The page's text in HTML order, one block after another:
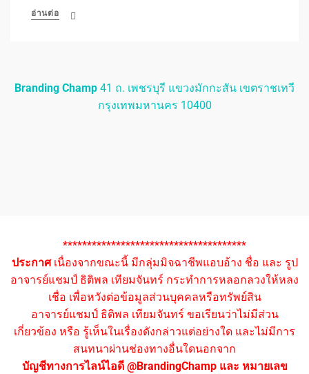
อ่านต่อ
Branding Champ 41 ถ. เพชรบุรี แขวงมักกะสัน เขตราชเทวี
กรุงเทพมหานคร 10400
**************************************
ประกาศเนื่องจากขณะนี้ มีกลุ่มมิจฉาชีพแอบอ้าง ชื่อ และ รูป
อาจารย์แชมป์ ธิติพล เทียมจันทร์ กระทำการหลอกลวงให้หลง
เชื่อ เพื่อหวังต่อข้อมูลส่วนบุคคลหรือทรัพย์สิน
อาจารย์แชมป์ ธิติพล เทียมจันทร์ ขอเรียนว่าไม่มีส่วน
เกี่ยวข้อง หรือ รู้เห็นในเรื่องดังกล่าวแต่อย่างใด และไม่มีการ
สนทนาผ่านช่องทางอื่นใดนอกจาก
บัญชีทางการไลน์ไอดี @BrandingChamp และ หมายเลข